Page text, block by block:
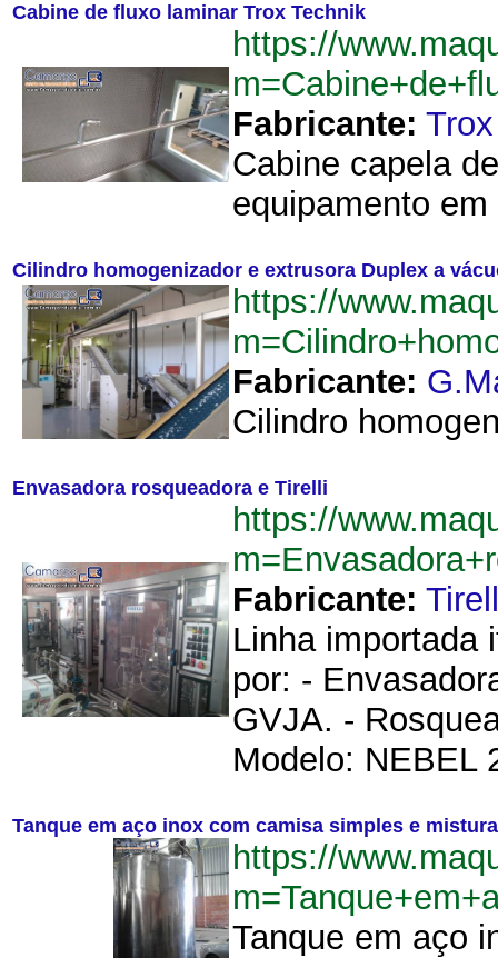
Cabine de fluxo laminar Trox Technik
https://
Fabricante:
Cabine capela
equipamento
Cilindro homogenizador e extrusora Duplex a
https://
Fabricante:
Cilindro
Envasadora rosqueadora e Tirelli
https://
Fabricante:
Linha importada
por: -
GVJA. -
Modelo: NEBEL
Tanque em aço inox com camisa simples e
https://
Tanque em aço